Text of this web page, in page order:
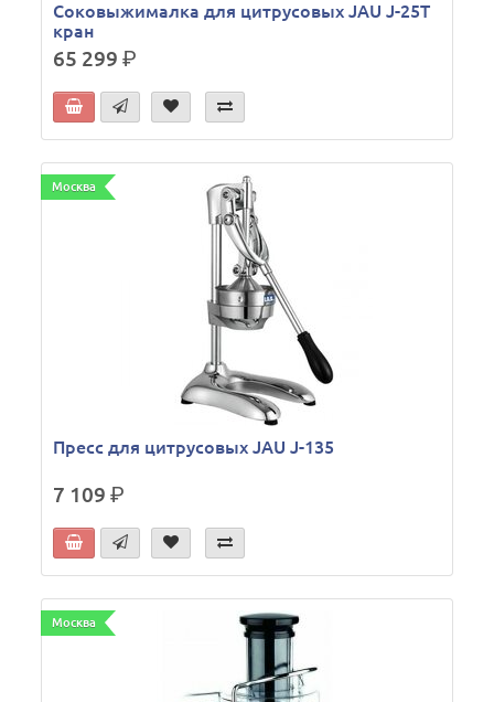
Соковыжималка для цитрусовых JAU J-25T
кран
65 299р.
Москва
Пресс для цитрусовых JAU J-135
7 109р.
Москва